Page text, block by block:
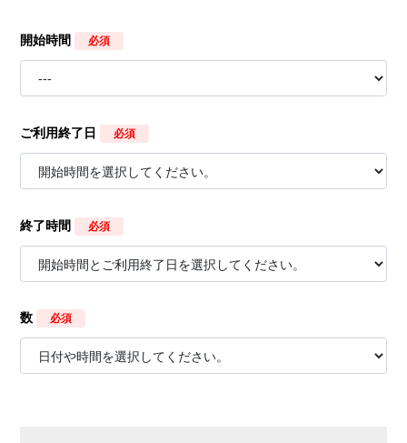
開始時間 必須
ご利用終了日 必須
終了時間 必須
数 必須